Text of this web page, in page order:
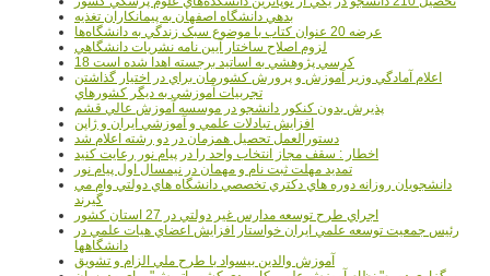
بدهي دانشگاه اصفهان به پيمانکاران تغذيه
عرضه 20 عنوان کتاب با موضوع سبک زندگي به دانشگاه‌ها
لزوم اصلاح ساختار آيين نامه نشريات دانشگاهي
18 کرسي پژوهشي به اساتيد برجسته اهدا شده است
اعلام آمادگي وزير آموزش و پرورش کشورمان براي در اختيار گذاشتن
تجربيات آموزشي به ديگر کشورهاي
پذيرش بدون کنکور دانشجو در موسسه آموزش عالي قشم
افزايش تبادلات علمي و آموزشي ايران و ژاپن
دستورالعمل تحصیل همزمان در دو رشته اعلام شد
اخطار : سقف مجاز انتخاب واحد را در پیام نور رعایت کنید
تمدید مهلت ثبت نام و مهمان در نیمسال اول پیام نور
دانشجويان روزانه دوره هاي دكتري تخصصي دانشگاه هاي دولتي وام مي
گيرند
اجراي طرح توسعه مدارس غير دولتي در 27 استان کشور
رئيس جمعيت توسعه علمي ايران خواستار افزايش اعضاي هيات علمي در
دانشگاهها
آموزش والدين بيسواد با طرح ملي الزام و تشويق